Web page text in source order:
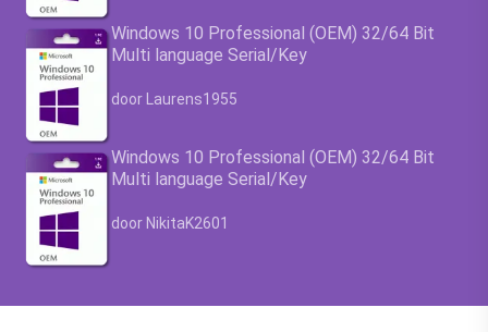
Windows 10 Professional (OEM) 32/64 Bit
Multi language Serial/Key
Waardering4.63uit 5
door Laurens1955
Windows 10 Professional (OEM) 32/64 Bit
Multi language Serial/Key
Waardering4.63
door NikitaK2601